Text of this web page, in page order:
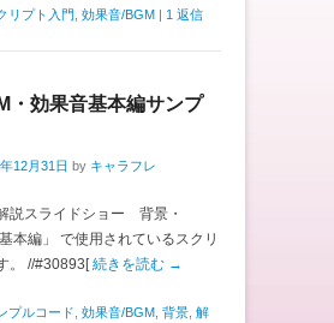
リプト入門 効果音/BGM 1 返信
・効果音基本編サンプ
12月31日 by キャラフレ
説スライドショー 背景・
本編」 で使用されているスクリ
。 //#30893[続きを読む →
プルコード 効果音/BGM 背景 解